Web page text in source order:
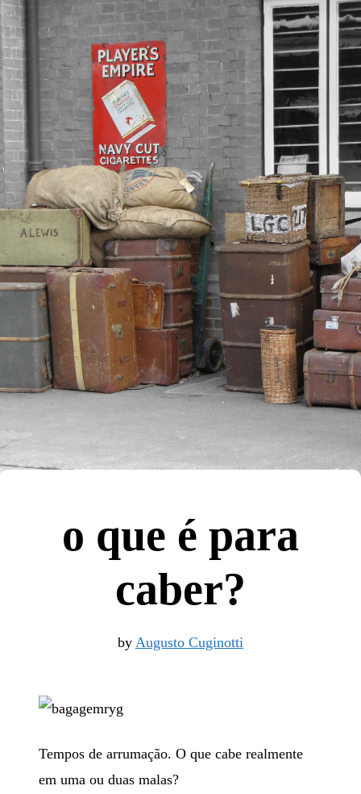
o que é para
caber?
by Augusto Cuginotti
Tempos de arrumação. O que cabe realmente
em uma ou duas malas?